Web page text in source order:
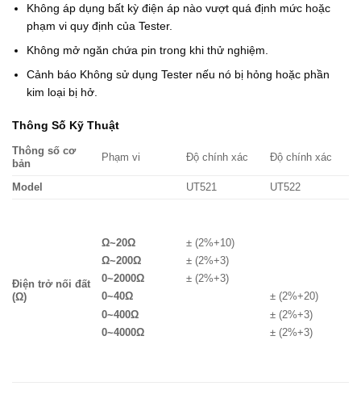
Không áp dụng bất kỳ điện áp nào vượt quá định mức hoặc
phạm vi quy định của Tester.
Không mở ngăn chứa pin trong khi thử nghiệm.
Cảnh báo Không sử dụng Tester nếu nó bị hỏng hoặc phần
kim loại bị hở.
Thông Số Kỹ Thuật
Thông số cơ
bản
Phạm vi Độ chính xác Độ chính xác
Model UT521 UT522
Điện trở nối đất
(Ω)
Ω~20Ω
Ω~200Ω
0~2000Ω
0~40Ω
0~400Ω
0~4000Ω
± (2%+10)
± (2%+3)
± (2%+3)
± (2%+20)
± (2%+3)
± (2%+3)